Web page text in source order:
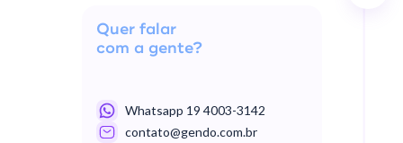
Quer falar
com a gente?
Whatsapp 19 4003-3142
contato@gendo.com.br